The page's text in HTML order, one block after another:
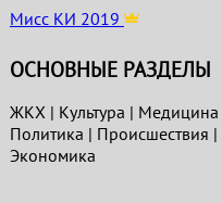
Мисс КИ 2019
ОСНОВНЫЕ РАЗДЕЛЫ
ЖКХ | Культура | Медицина
Политика | Проиcшествия |
Экономика